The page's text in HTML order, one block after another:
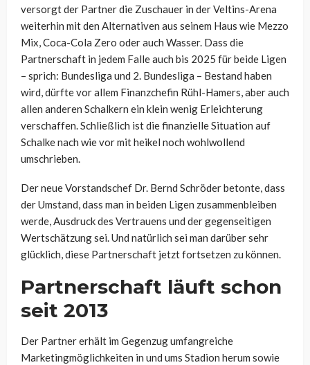
versorgt der Partner die Zuschauer in der Veltins-Arena
weiterhin mit den Alternativen aus seinem Haus wie Mezzo
Mix, Coca-Cola Zero oder auch Wasser. Dass die
Partnerschaft in jedem Falle auch bis 2025 für beide Ligen
– sprich: Bundesliga und 2. Bundesliga – Bestand haben
wird, dürfte vor allem Finanzchefin Rühl-Hamers, aber auch
allen anderen Schalkern ein klein wenig Erleichterung
verschaffen. Schließlich ist die finanzielle Situation auf
Schalke nach wie vor mit heikel noch wohlwollend
umschrieben.
Der neue Vorstandschef Dr. Bernd Schröder betonte, dass
der Umstand, dass man in beiden Ligen zusammenbleiben
werde, Ausdruck des Vertrauens und der gegenseitigen
Wertschätzung sei. Und natürlich sei man darüber sehr
glücklich, diese Partnerschaft jetzt fortsetzen zu können.
Partnerschaft läuft schon
seit 2013
Der Partner erhält im Gegenzug umfangreiche
Marketingmöglichkeiten in und ums Stadion herum sowie